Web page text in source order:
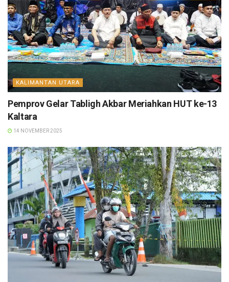
KALIMANTAN UTARA
Pemprov Gelar Tabligh Akbar Meriahkan HUT ke-13
Kaltara
14 NOVEMBER 2025